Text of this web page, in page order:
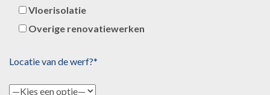
Vloerisolatie
Overige renovatiewerken
Locatie van de werf?*